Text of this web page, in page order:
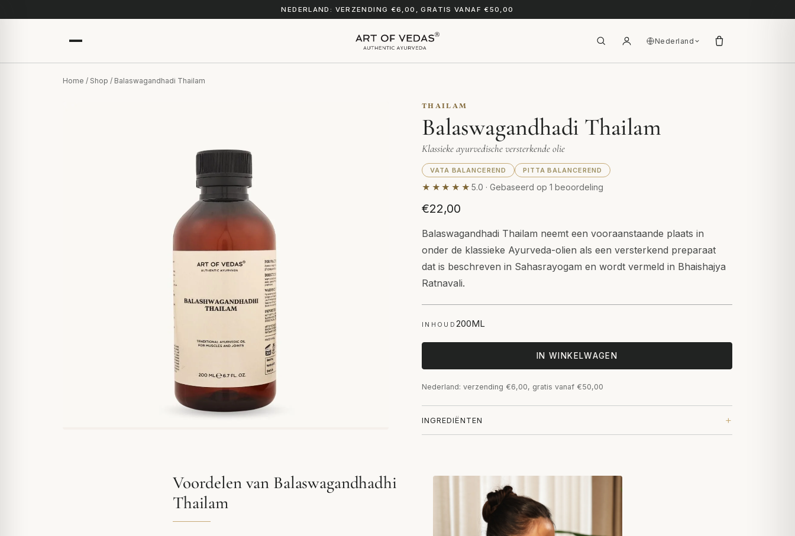
NEDERLAND: VERZENDING €6,00, GRATIS VANAF €50,00
Nederland
Home / Shop / Balaswagandhadi Thailam
THAILAM
Balaswagandhadi Thailam
Klassieke ayurvedische versterkende olie
VATA BALANCEREND PITTA BALANCEREND
★★★★★ 5.0 · Gebaseerd op 1 beoordeling
€22,00
Balaswagandhadi Thailam neemt een vooraanstaande plaats in
onder de klassieke Ayurveda-olien als een versterkend preparaat
dat is beschreven in Sahasrayogam en wordt vermeld in Bhaishajya
Ratnavali.
INHOUD200ML
IN WINKELWAGEN
Nederland: verzending €6,00, gratis vanaf €50,00
INGREDIËNTEN
Voordelen van Balaswagandhadhi
Thailam